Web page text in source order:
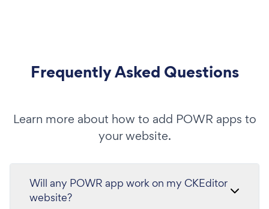
Frequently Asked Questions
Learn more about how to add POWR apps to
your website.
Will any POWR app work on my CKEditor
website?